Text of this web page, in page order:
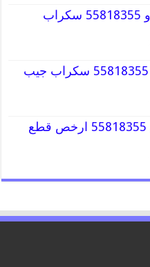
قطع غيار باجيرو 55818355 سكراب
قطع غيار جيب 55818355 سكراب جيب
قطع غيار دودج 55818355 ارخص قطع